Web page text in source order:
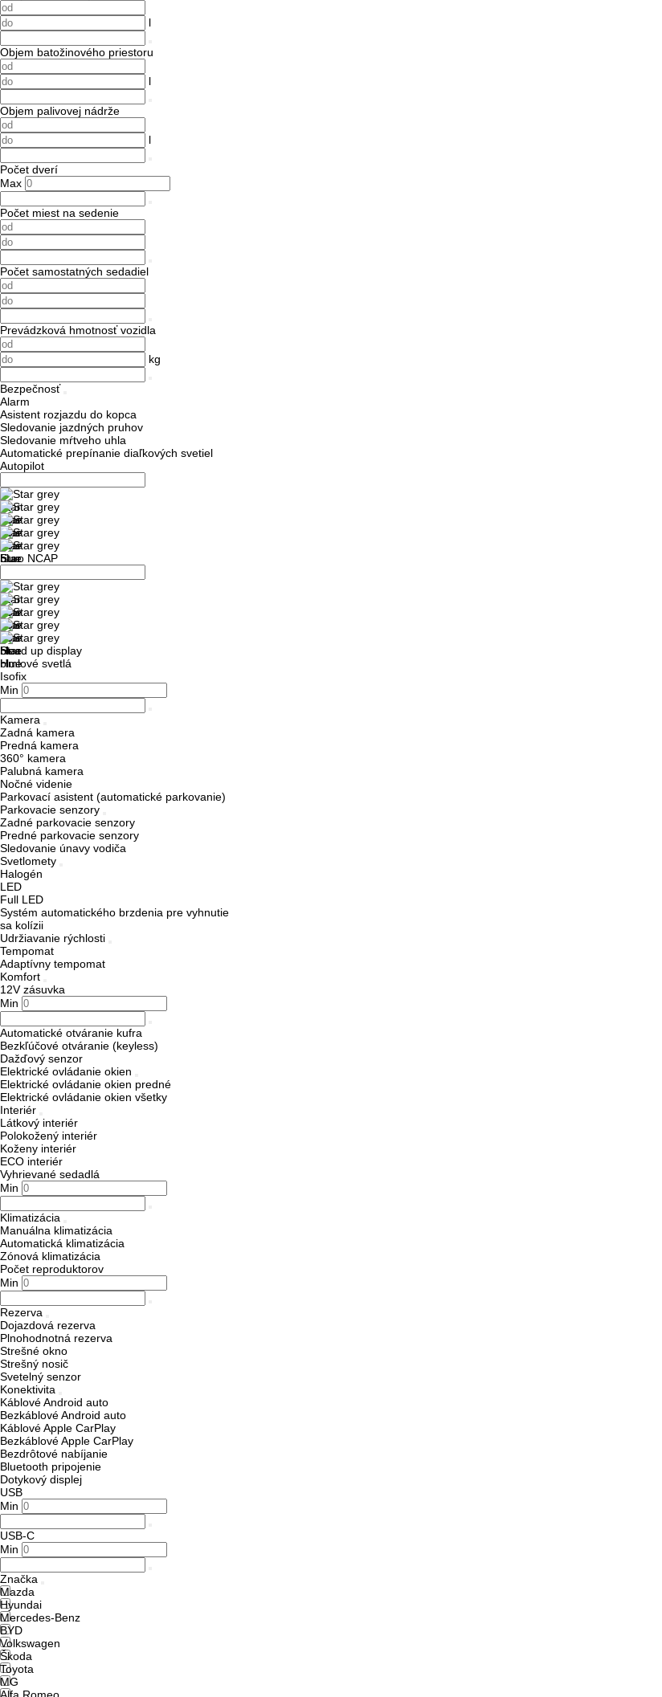
l
Objem batožinového priestoru
l
Objem palivovej nádrže
l
Počet dverí
Max
Počet miest na sedenie
Počet samostatných sedadiel
Prevádzková hmotnosť vozidla
kg
Bezpečnosť
Alarm
Asistent rozjazdu do kopca
Sledovanie jazdných pruhov
Sledovanie mŕtveho uhla
Automatické prepínanie diaľkových svetiel
Autopilot
Euro NCAP
Head up display
Hmlové svetlá
Isofix
Min
Kamera
Zadná kamera
Predná kamera
360° kamera
Palubná kamera
Nočné videnie
Parkovací asistent (automatické parkovanie)
Parkovacie senzory
Zadné parkovacie senzory
Predné parkovacie senzory
Sledovanie únavy vodiča
Svetlomety
Halogén
LED
Full LED
Systém automatického brzdenia pre vyhnutie
sa kolízii
Udržiavanie rýchlosti
Tempomat
Adaptívny tempomat
Komfort
12V zásuvka
Min
Automatické otváranie kufra
Bezkľúčové otváranie (keyless)
Dažďový senzor
Elektrické ovládanie okien
Elektrické ovládanie okien predné
Elektrické ovládanie okien všetky
Interiér
Látkový interiér
Polokožený interiér
Koženy interiér
ECO interiér
Vyhrievané sedadlá
Min
Klimatizácia
Manuálna klimatizácia
Automatická klimatizácia
Zónová klimatizácia
Počet reproduktorov
Min
Rezerva
Dojazdová rezerva
Plnohodnotná rezerva
Strešné okno
Strešný nosič
Svetelný senzor
Konektivita
Káblové Android auto
Bezkáblové Android auto
Káblové Apple CarPlay
Bezkáblové Apple CarPlay
Bezdrôtové nabíjanie
Bluetooth pripojenie
Dotykový displej
USB
Min
USB-C
Min
Značka
Mazda
Hyundai
Mercedes-Benz
BYD
Volkswagen
Škoda
Toyota
MG
Alfa Romeo